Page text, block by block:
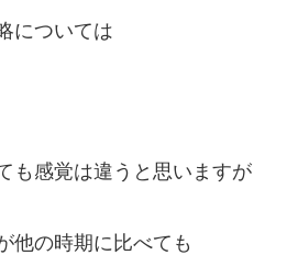
については
も感覚は違うと思いますが
他の時期に比べても